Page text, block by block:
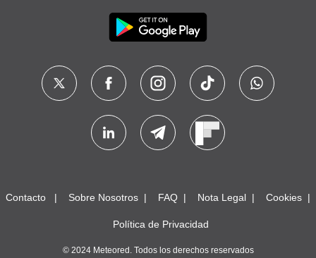
Contacto Sobre Nosotros FAQ Nota Legal Cookies
Política de Privacidad
© 2024 Meteored. Todos los derechos reservados